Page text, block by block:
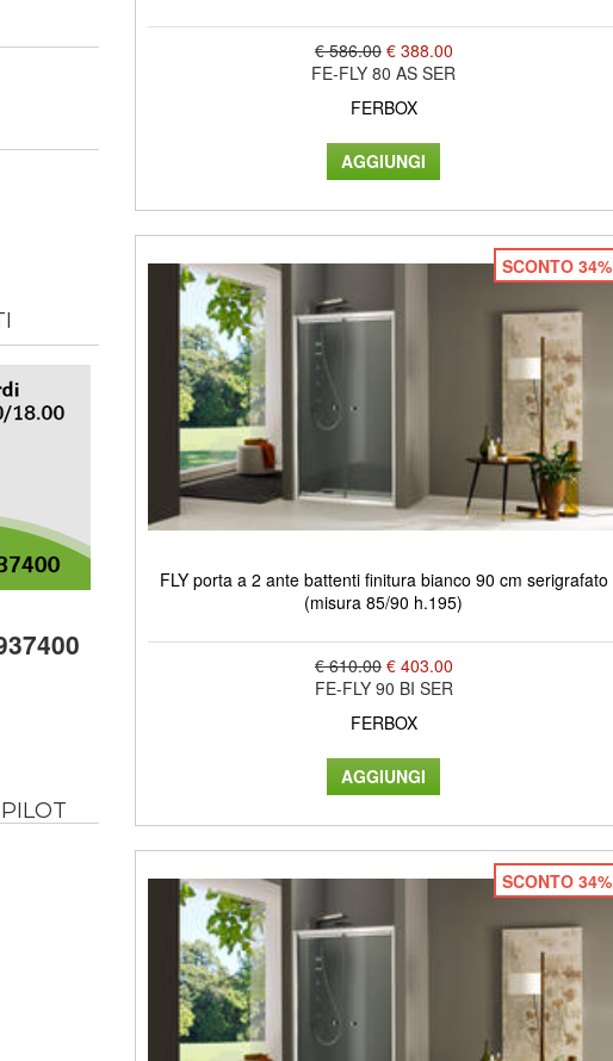
€ 586.00 € 388.00
FE-FLY 80 AS SER
FERBOX
SCONTO 34%
FLY porta a 2 ante battenti finitura bianco 90 cm serigrafato
(misura 85/90 h.195)
€ 610.00 € 403.00
FE-FLY 90 BI SER
FERBOX
SCONTO 34%